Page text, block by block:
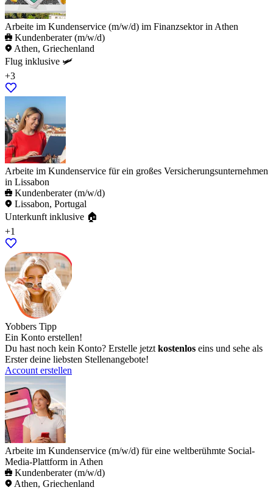
Arbeite im Kundenservice (m/w/d) im Finanzsektor in Athen
Kundenberater (m/w/d)
Athen, Griechenland
Flug inklusive 🛩️
+3
Arbeite im Kundenservice für ein großes Versicherungsunternehmen
in Lissabon
Kundenberater (m/w/d)
Lissabon, Portugal
Unterkunft inklusive 🏠
+1
Yobbers Tipp
Ein Konto erstellen!
Du hast noch kein Konto? Erstelle jetzt kostenlos eins und sehe als
Erster deine liebsten Stellenangebote!
Account erstellen
Arbeite im Kundenservice (m/w/d) für eine weltberühmte Social-
Media-Plattform in Athen
Kundenberater (m/w/d)
Athen, Griechenland